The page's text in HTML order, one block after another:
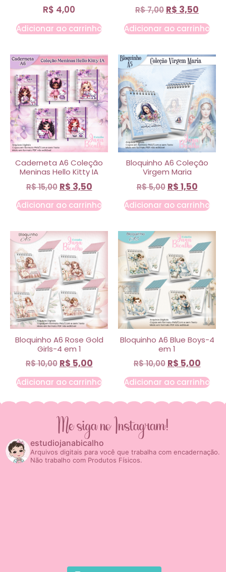
R$ 4,00
Adicionar ao carrinho
R$7,00 R$ 3,50
Adicionar ao carrinho
Caderneta A6 Coleção
Meninas Hello Kitty IA
R$15,00 R$ 3,50
Adicionar ao carrinho
Bloquinho A6 Coleção
Virgem Maria
R$5,00 R$ 1,50
Adicionar ao carrinho
Bloquinho A6 Rose Gold
Girls-4 em 1
R$10,00 R$ 5,00
Adicionar ao carrinho
Bloquinho A6 Blue Boys-4
em 1
R$10,00 R$ 5,00
Adicionar ao carrinho
Me siga no Instagram!
estudiojanabicalho
Arquivos digitais para você que trabalha com encadernação.
Não trabalho com Produtos Físicos.